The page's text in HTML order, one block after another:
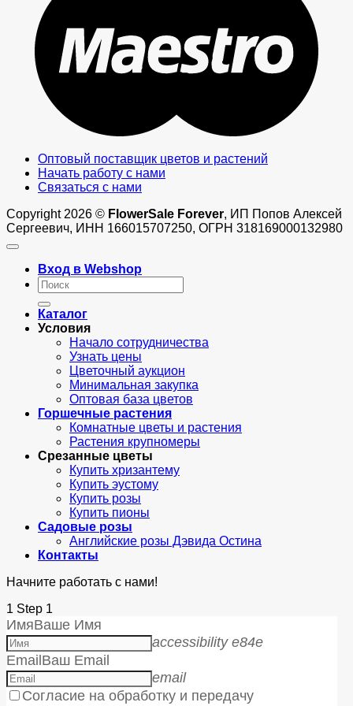
Оптовый поставщик цветов и растений
Начать работу с нами
Связаться с нами
Copyright 2026 © FlowerSale Forever, ИП Попов Алексей
Сергеевич, ИНН 166015707250, ОГРН 318169000132980
Вход в Webshop
Искать:
Каталог
Условия
Начало сотрудничества
Узнать цены
Цветочный аукцион
Минимальная закупка
Оптовая база цветов
Горшечные растения
Комнатные цветы и растения
Растения крупномеры
Срезанные цветы
Купить хризантему
Купить эустому
Купить розы
Купить пионы
Садовые розы
Английские розы Дэвида Остина
Контакты
Начните работать с нами!
1 Step 1
ИмяВаше Имя
accessibility e84e
EmailВаш Email
email
Согласие на обработку и передачу